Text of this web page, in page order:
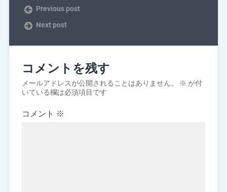
Previous post
Next post
コメントを残す
メールアドレスが公開されることはありません。 ※ が付
いている欄は必須項目です
コメント ※